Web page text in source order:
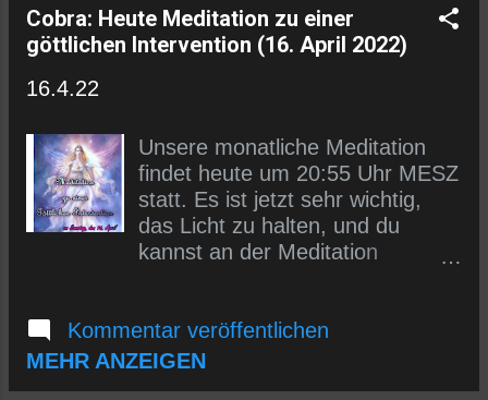
Licht transformiert oder in der
Zentralsonne vernichtet wird. Es
mehren sich die Anzeichen, dass
derzeitige Sonnenzyklus 25 ist
viel stärker als bisher
vorhergesagt: Update zum
Solarzyklus 25 Update zum
Sonnenzyklus: Die Lücke wird
Synchronisation der Sonne mit
der erhöhten Aktivität des
Cobra: Heute Meditation zu einer
göttlichen Intervention (16. April 2022)
16.4.22
Unsere monatliche Meditation
findet heute um 20:55 Uhr MESZ
statt. Es ist jetzt sehr wichtig,
das Licht zu halten, und du
kannst an der Meditation
die Meditation zu einer göttlichen
Intervention findest du hier:
Kommentar veröffentlichen
MEHR ANZEIGEN